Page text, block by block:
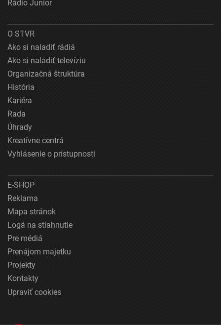
Rádio Junior
O STVR
Ako si naladiť rádiá
Ako si naladiť televíziu
Organizačná štruktúra
História
Kariéra
Rada
Úhrady
Kreatívne centrá
Vyhlásenie o prístupnosti
E-SHOP
Reklama
Mapa stránok
Logá na stiahnutie
Pre médiá
Prenájom majetku
Projekty
Kontakty
Upraviť cookies